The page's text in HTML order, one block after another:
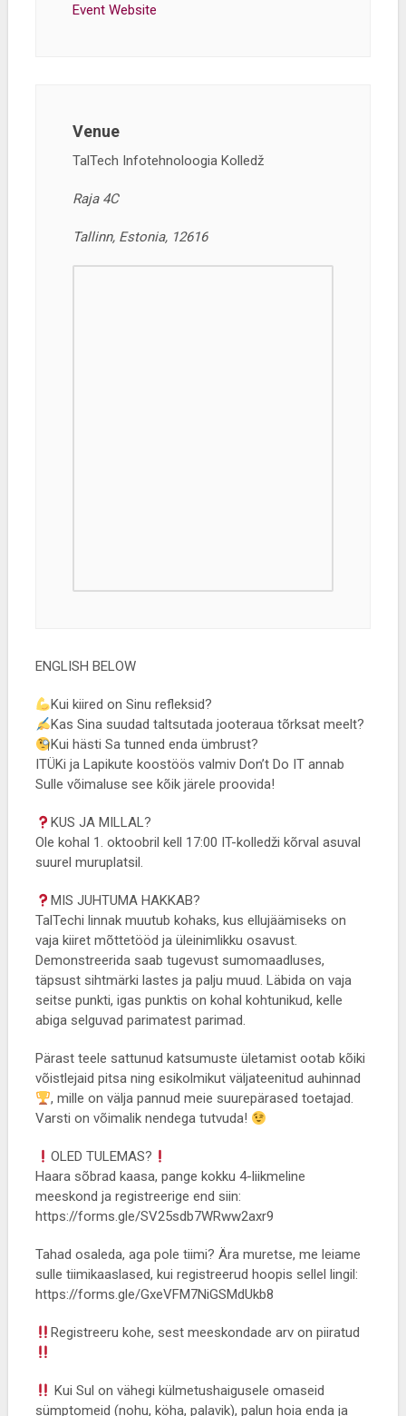
Event Website
Venue
TalTech Infotehnoloogia Kolledž
Raja 4C
Tallinn, Estonia, 12616
ENGLISH BELOW
Kui kiired on Sinu refleksid?
Kas Sina suudad taltsutada jooteraua tõrksat meelt?
Kui hästi Sa tunned enda ümbrust?
ITÜKi ja Lapikute koostöös valmiv Don’t Do IT annab
Sulle võimaluse see kõik järele proovida!
KUS JA MILLAL?
Ole kohal 1. oktoobril kell 17:00 IT-kolledži kõrval asuval
suurel muruplatsil.
MIS JUHTUMA HAKKAB?
TalTechi linnak muutub kohaks, kus ellujäämiseks on
vaja kiiret mõttetööd ja üleinimlikku osavust.
Demonstreerida saab tugevust sumomaadluses,
täpsust sihtmärki lastes ja palju muud. Läbida on vaja
seitse punkti, igas punktis on kohal kohtunikud, kelle
abiga selguvad parimatest parimad.
Pärast teele sattunud katsumuste ületamist ootab kõiki
võistlejaid pitsa ning esikolmikut väljateenitud auhinnad
, mille on välja pannud meie suurepärased toetajad.
Varsti on võimalik nendega tutvuda!
OLED TULEMAS?
Haara sõbrad kaasa, pange kokku 4-liikmeline
meeskond ja registreerige end siin:
https://forms.gle/SV25sdb7WRww2axr9
Tahad osaleda, aga pole tiimi? Ära muretse, me leiame
sulle tiimikaaslased, kui registreerud hoopis sellel lingil:
https://forms.gle/GxeVFM7NiGSMdUkb8
Registreeru kohe, sest meeskondade arv on piiratud
Kui Sul on vähegi külmetushaigusele omaseid
sümptomeid (nohu, köha, palavik), palun hoia enda ja